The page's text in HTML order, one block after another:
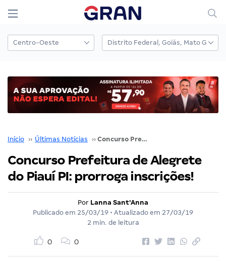
Início ›› Últimas Notícias ›› Concurso Prefeitura de Alegrete do Piauí PI: prorroga inscrições!
Concurso Prefeitura de Alegrete
do Piauí PI: prorroga inscrições!
Por Lanna Sant'Anna
Publicado em 25/03/19 • Atualizado em 27/03/19
2 min. de leitura
0 0